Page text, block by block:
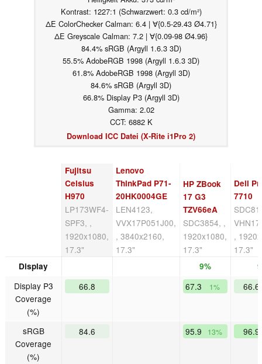
Kontrast: 1227:1 (Schwarzwert: 0.3 cd/m²)
ΔE ColorChecker Calman: 6.4 | ∀{0.5-29.43 Ø4.71}
ΔE Greyscale Calman: 7.2 | ∀{0.09-98 Ø4.96}
84.4% sRGB (Argyll 1.6.3 3D)
55.5% AdobeRGB 1998 (Argyll 1.6.3 3D)
61.8% AdobeRGB 1998 (Argyll 3D)
84.6% sRGB (Argyll 3D)
66.8% Display P3 (Argyll 3D)
Gamma: 2.02
CCT: 6882 K
Download ICC Datei (X-Rite i1Pro 2)
Fujitsu
Celsius
H970
LP173WF4-
SPF3, ,
1920x1080,
17.3"
Lenovo
ThinkPad P71-
20HK0004GE
LEN4123,
VVX17P051J00,
, 3840x2160,
17.3"
HP ZBook
17 G3
TZV66eA
SDC3854, ,
1920x1080,
17.3"
Dell
7710
,
17.3"
Display 9%
Display P3
Coverage
(%)
66.8 67.3 1% 66.6
sRGB
Coverage
(%)
84.6 95.9 13% 96.9